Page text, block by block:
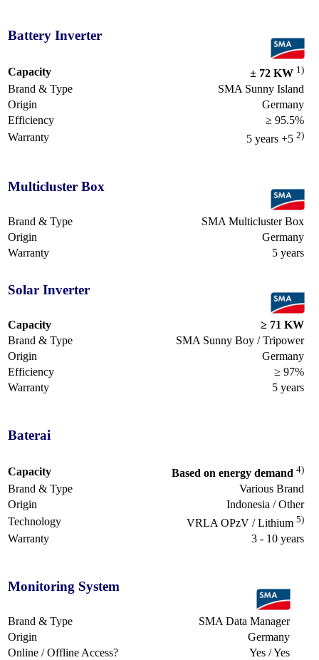
Battery Inverter
Capacity ± 72 KW 1)
Brand & Type
SMA Sunny Island
Origin
Germany
Efficiency
≥ 95.5%
Warranty
5 years +5 2)
Multicluster Box
Brand & Type
SMA Multicluster Box
Origin
Germany
Warranty
5 years
Solar Inverter
Capacity
≥ 71 KW
Brand & Type
SMA Sunny Boy / Tripower
Origin
Germany
Efficiency
≥ 97%
Warranty
5 years
Baterai
Capacity Based on energy demand 4)
Brand & Type
Various Brand
Origin
Indonesia / Other
Technology
VRLA OPzV / Lithium 5)
Warranty 3 - 10 years
Monitoring System
Brand & Type
SMA Data Manager
Origin
Germany
Online / Offline Access?
Yes / Yes